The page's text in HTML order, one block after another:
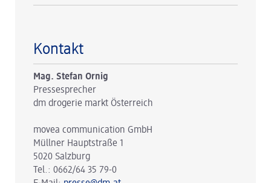
Kontakt
Mag. Stefan Ornig
Pressesprecher
dm drogerie markt Österreich
movea communication GmbH
Müllner Hauptstraße 1
5020 Salzburg
Tel.: 0662/64 35 79-0